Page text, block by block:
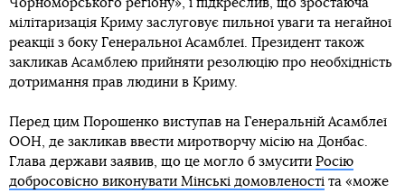
Чорноморського регіону», і підкреслив, що зростаюча
мілітаризація Криму заслуговує пильної уваги та негайної
реакції з боку Генеральної Асамблеї. Президент також
закликав Асамблею прийняти резолюцію про необхідність
дотримання прав людини в Криму.
Перед цим Порошенко виступав на Генеральній Асамблеї
ООН, де закликав ввести миротворчу місію на Донбас.
Глава держави заявив, що це могло б змусити Росію
добросовісно виконувати Мінські домовленості та «може